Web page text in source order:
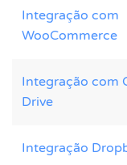
Integração com
WooCommerce
Integração com
Drive
Integração